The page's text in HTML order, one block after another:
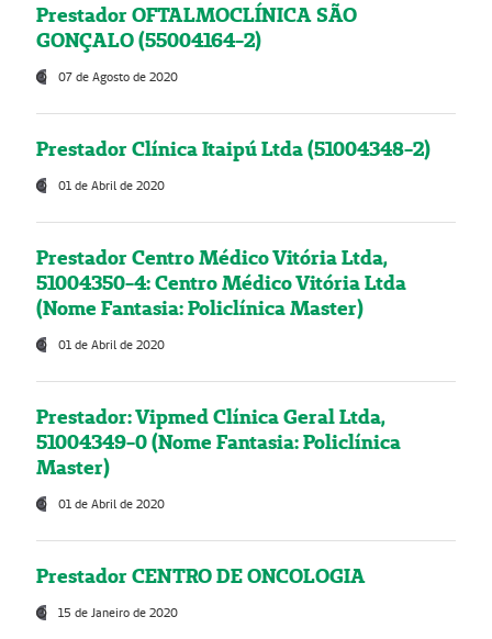
Prestador OFTALMOCLÍNICA SÃO
GONÇALO (55004164-2)
07 de Agosto de 2020
Prestador Clínica Itaipú Ltda (51004348-2)
01 de Abril de 2020
Prestador Centro Médico Vitória Ltda,
51004350-4: Centro Médico Vitória Ltda
(Nome Fantasia: Policlínica Master)
01 de Abril de 2020
Prestador: Vipmed Clínica Geral Ltda,
51004349-0 (Nome Fantasia: Policlínica
Master)
01 de Abril de 2020
Prestador CENTRO DE ONCOLOGIA
15 de Janeiro de 2020